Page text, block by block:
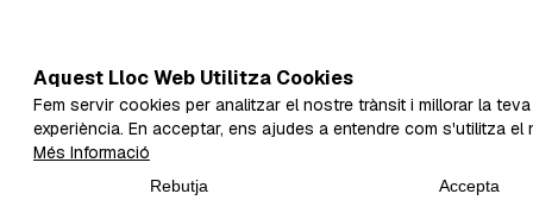
Aquest Lloc Web Utilitza Cookies
Fem servir cookies per analitzar el nostre trànsit i millorar la teva
experiència. En acceptar, ens ajudes a entendre com s'utilitza el
Més Informació
Rebutja Accepta